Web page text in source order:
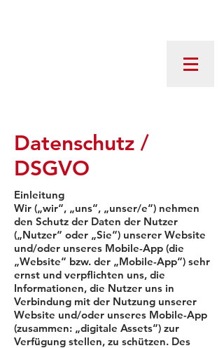
Datenschutz /
DSGVO
Einleitung
Wir („wir“, „uns“, „unser/e“) nehmen
den Schutz der Daten der Nutzer
(„Nutzer“ oder „Sie“) unserer Website
und/oder unseres Mobile-App (die
„Website“ bzw. der „Mobile-App“) sehr
ernst und verpflichten uns, die
Informationen, die Nutzer uns in
Verbindung mit der Nutzung unserer
Website und/oder unseres Mobile-App
(zusammen: „digitale Assets“) zur
Verfügung stellen, zu schützen. Des